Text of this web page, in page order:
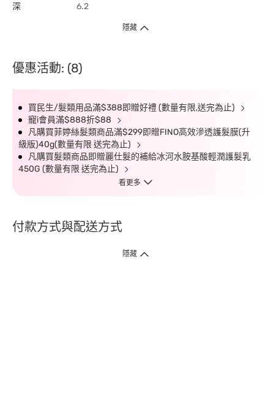
深 6.2
隱藏
優惠活動: (8)
買民生/髮類用品滿$388即贈好禮 (數量有限,送完為止)
寵i會員滿$888折$88
凡購買菲婷絲髮類商品滿$299即贈FINO高效滲透護髮膜(升
級版)40g(數量有限 送完為止)
凡購買髮類商品即贈麗仕髮的補給冰河水胺基酸輕潤護髮乳
450G (數量有限 送完為止)
看更多
付款方式與配送方式
隱藏